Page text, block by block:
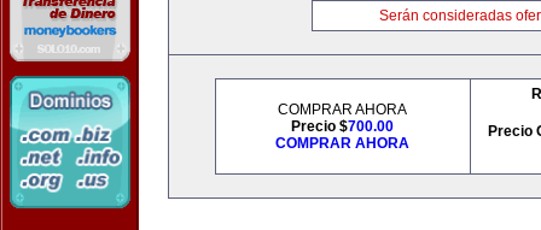
Serán consideradas
COMPRAR AHORA
Precio $700.00
COMPRAR AHORA
Precio